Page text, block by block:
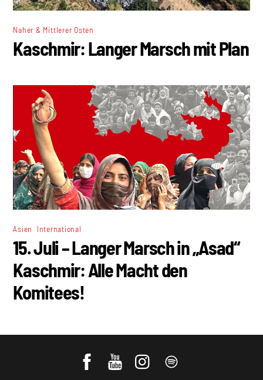
Naher & Mittlerer Osten
Kaschmir: Langer Marsch mit Plan
Asien International
15. Juli – Langer Marsch in „Asad“
Kaschmir: Alle Macht den
Komitees!